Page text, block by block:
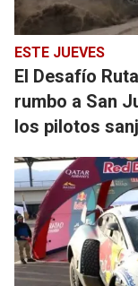
ESTE JUEVES
El Desafío
rumbo a San
los pilotos